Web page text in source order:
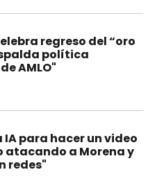
regreso del “oro
política
AMLO"
IA para hacer un video
atacando a Morena y
redes"